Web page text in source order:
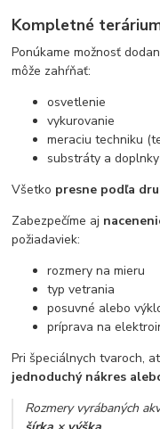
Kompletné
Ponúkame možnosť
môže zahŕňať:
osvetlenie
vykurovanie
meraciu techniku
substráty a doplnky
Všetko presne podľa
Zabezpečíme aj
požiadaviek:
rozmery na mieru
typ vetrania
posuvné alebo
príprava na
Pri špeciálnych tvaroch,
jednoduchý nákres
Rozmery vyrábaných